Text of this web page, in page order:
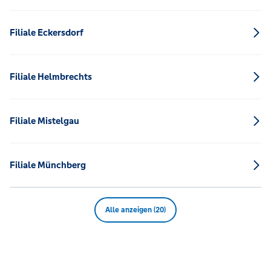
Filiale Eckersdorf
Filiale Helmbrechts
Filiale Mistelgau
Filiale Münchberg
Alle anzeigen (20)